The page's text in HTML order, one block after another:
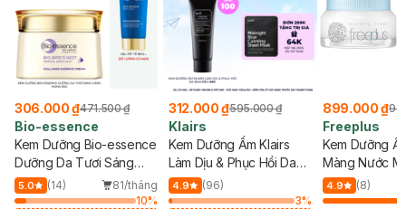
306.000 ₫471.500 ₫
Bio-essence
Kem Dưỡng Bio-essence
Dưỡng Da Tươi Sáng
Căng Mọng 50g
5.0 (14)
81/tháng
10%
312.000 ₫595.000 ₫
Klairs
Kem Dưỡng Ẩm Klairs
Làm Dịu & Phục Hồi Da
Ban Đêm 60g
4.9
(96)
3%
899.000 ₫
Freeplus
Kem Dưỡng
Màng Nước
Tươi Mát 50g
4.9 (8)